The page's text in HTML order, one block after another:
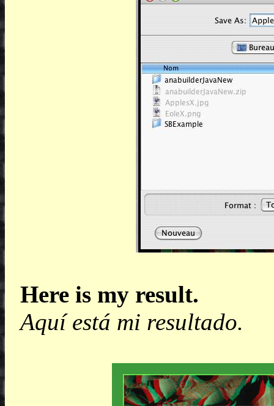
Here is my result.
Aquí está mi resultado.